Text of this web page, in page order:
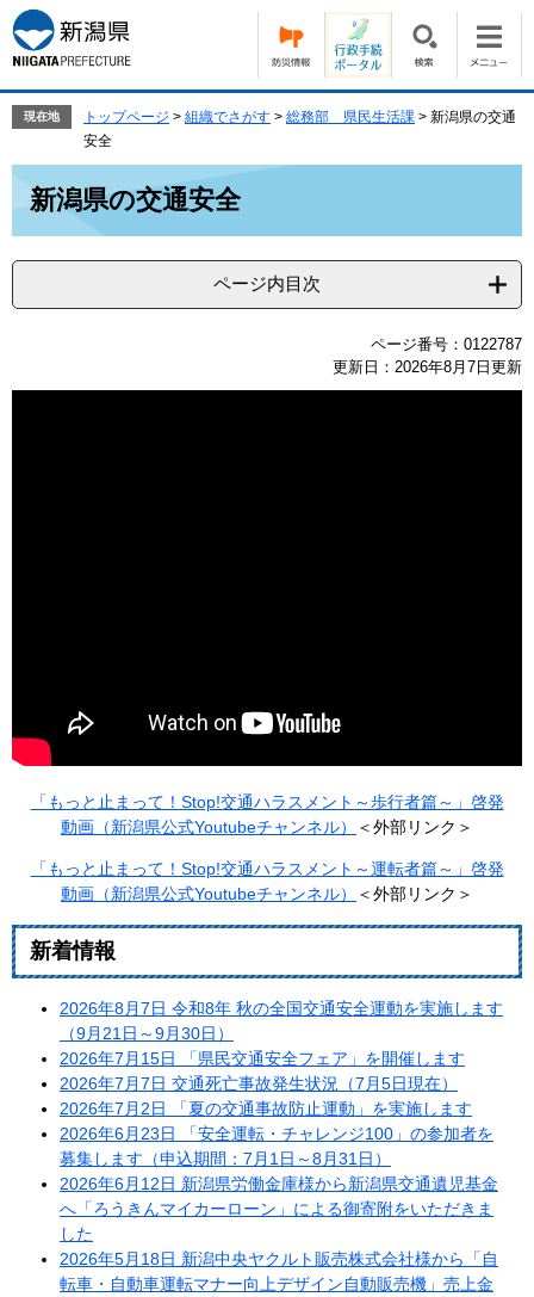
ー
ジ
の
で
す。
ニ
ュ
ー
ば
本
文
現在地 トップページ > 組織でさがす > 総務部 県民生活課 > 新潟県の交通
安全
新潟県の交通安全
ページ内目次
ページ番号：0122787
更新日：2026年8月7日更新
「もっと止まって！Stop!交通ハラスメント～歩行者篇～​」啓発
動画（新潟県公式Youtubeチャンネル）
＜外部リンク＞
「もっと止まって！Stop!交通ハラスメント～運転者篇～​」啓発
動画（新潟県公式Youtubeチャンネル）
＜外部リンク＞
新着情報
2026年8月7日 令和8年 秋の全国交通安全運動を実施します
（9月21日～9月30日）
2026年7月15日 「県民交通安全フェア」を開催します​
2026年7月7日 交通死亡事故発生状況（7月5日現在）
2026年7月2日 「夏の交通事故防止運動」を実施します
2026年6月23日 「安全運転・チャレンジ100」の参加者を
募集します（申込期間：7月1日～8月31日）
2026年6月12日 新潟県労働金庫様から新潟県交通遺児基金
へ「ろうきんマイカーローン」による御寄附をいただきま
した
2026年5月18日 新潟中央ヤクルト販売株式会社様から「自
転車・自動車運転マナー向上デザイン自動販売機」売上金